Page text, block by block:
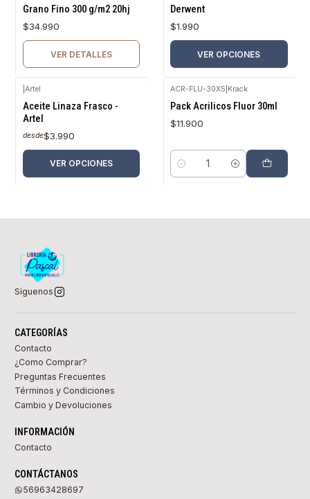
Grano Fino 300 g/m2 20hj
$34.990
VER DETALLES
Derwent
$1.990
VER OPCIONES
Artel
Aceite Linaza Frasco -
Artel
desde$3.990
VER OPCIONES
ACR-FLU-30X5 Krack
Pack Acrilicos Fluor 30ml
$11.900
Cantidad
Síguenos
CATEGORÍAS
Contacto
¿Como Comprar?
Preguntas Frecuentes
Términos y Condiciones
Cambio y Devoluciones
INFORMACIÓN
Contacto
CONTÁCTANOS
56963428697